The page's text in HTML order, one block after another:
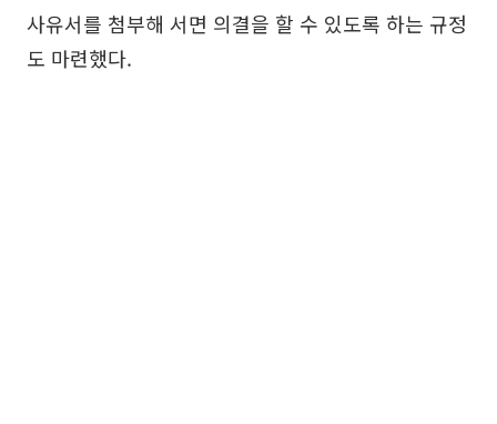
사유서를 첨부해 서면 의결을 할 수 있도록 하는 규정
도 마련했다.